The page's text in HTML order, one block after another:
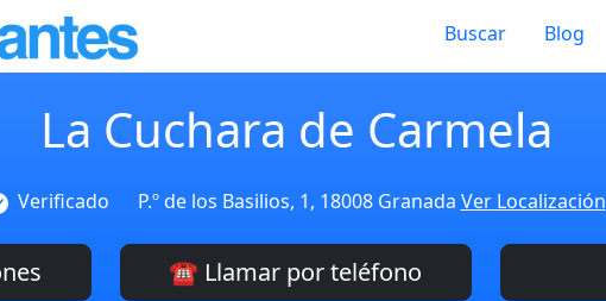
Buscar Blog
La Cuchara de Carmela
Verificado P.º de los Basilios, 1, 18008 Granada Ver Localización
☎️ Llamar por teléfono